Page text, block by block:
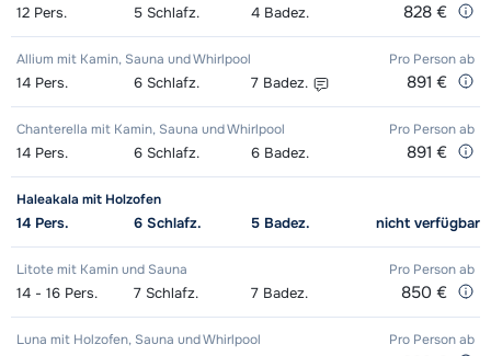
12 Pers. 5 Schlafz. 4 Badez. 828 €
Allium mit Kamin, Sauna und Whirlpool Pro Personab
14 Pers. 6 Schlafz. 7 Badez. 891 €
Chanterella mit Kamin, Sauna und Whirlpool Pro Personab
14 Pers. 6 Schlafz. 6 Badez. 891 €
Haleakala mit Holzofen
14 Pers. 6 Schlafz. 5 Badez. nicht verfügbar
Litote mit Kamin und Sauna Pro Personab
14 - 16 Pers. 7 Schlafz. 7 Badez. 850 €
Luna mit Holzofen, Sauna und Whirlpool Pro Personab